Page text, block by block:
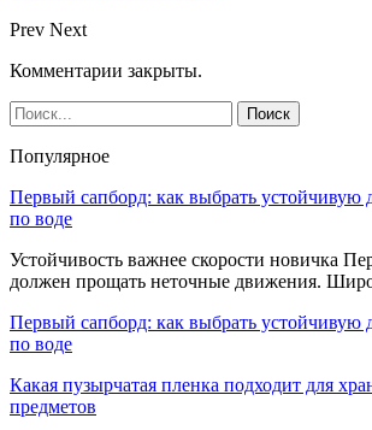
Prev Next
Комментарии закрыты.
Популярное
Первый сапборд: как выбрать устойчивую
по воде
Устойчивость важнее скорости новичка
должен прощать неточные движения.
Первый сапборд: как выбрать устойчивую
по воде
Какая пузырчатая пленка подходит для
предметов